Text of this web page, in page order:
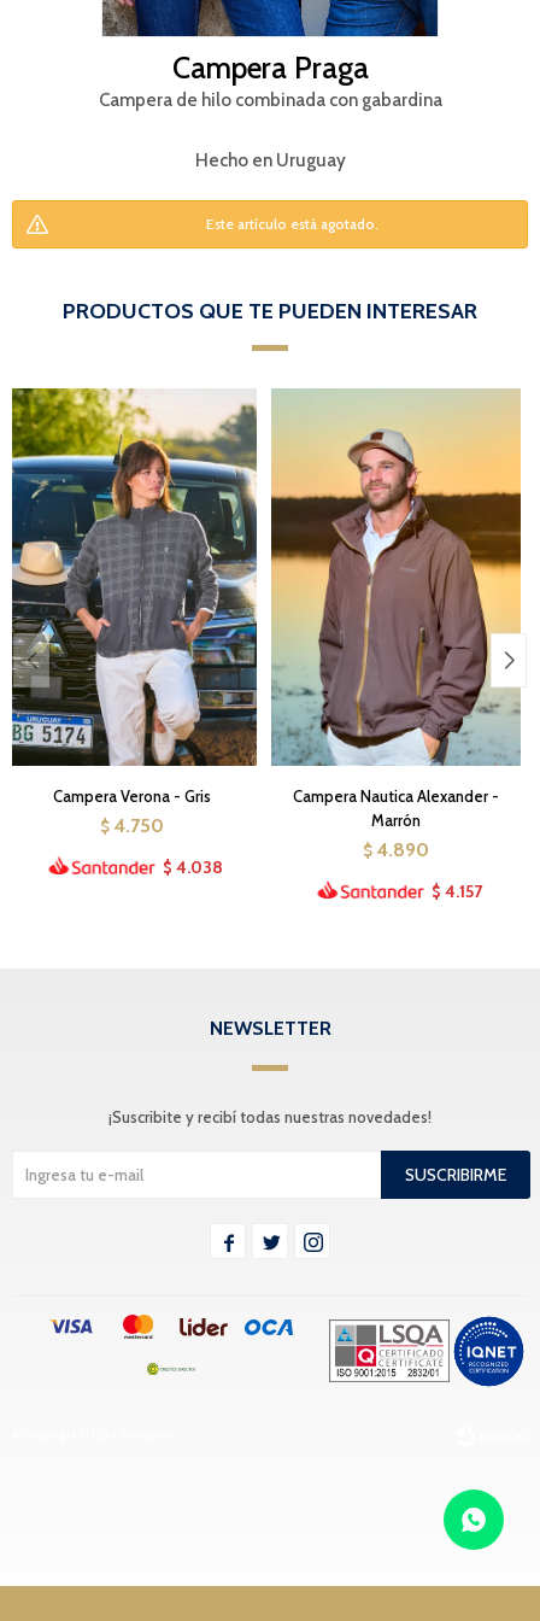
Campera Praga
Campera de hilo combinada con gabardina
Hecho en Uruguay
Este artículo está agotado.
PRODUCTOS QUE TE PUEDEN INTERESAR
Campera Verona - Gris
$ 4.750
$ 4.038
Campera Nautica Alexander -
Marrón
$ 4.890
$ 4.157
NEWSLETTER
¡Suscribite y recibí todas nuestras novedades!
SUSCRIBIRME
  